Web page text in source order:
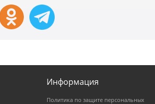
Информация
Политика по защите персональных